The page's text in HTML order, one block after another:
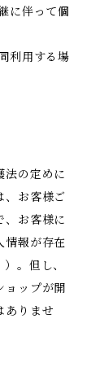
に伴って個
利用する場
法の定めに
、お客様ご
、お客様に
情報が存在
。但し、
ョップが開
ありませ